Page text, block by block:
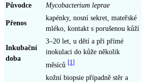
Původce
Mycobacterium leprae
Přenos
kapénky, nosní sekret, mateřské
mléko, kontakt s porušenou kůží
Inkubační
doba
3–20 let, u dětí a při přímé
inokulaci do kůže několik
měsíců [1]
kožní biopsie případně stěr a